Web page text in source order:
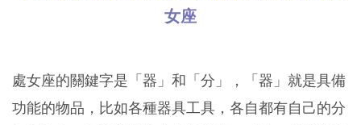
女座
處女座的關鍵字是「器」和「分」，「器」就是具備
功能的物品，比如各種器具工具，各自都有自己的分